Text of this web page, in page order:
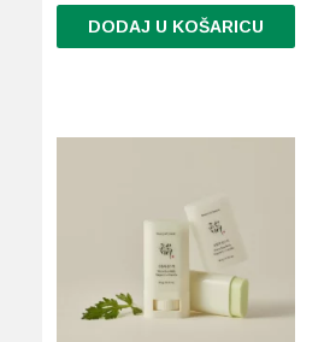
DODAJ U KOŠARICU